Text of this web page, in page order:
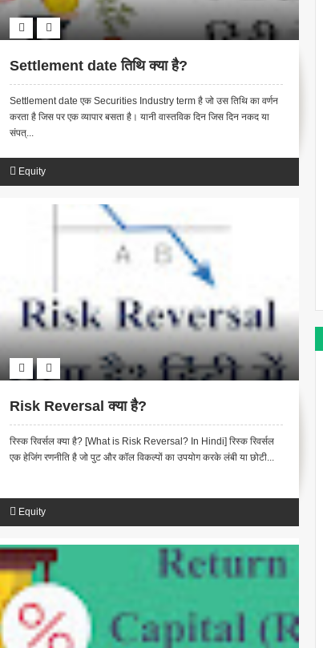
Settlement date तिथि क्या है?
Settlement date एक Securities Industry term है जो उस तिथि का वर्णन
करता है जिस पर एक व्यापार बसता है। यानी वास्तविक दिन जिस दिन नकद या
संपत्...
Equity
Risk Reversal क्या है?
रिस्क रिवर्सल क्या है? [What is Risk Reversal? In Hindi] रिस्क रिवर्सल
एक हेजिंग रणनीति है जो पुट और कॉल विकल्पों का उपयोग करके लंबी या छोटी...
Equity